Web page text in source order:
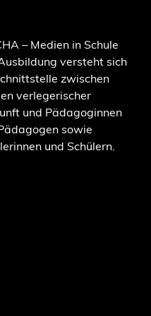
– Medien in Schule
versteht sich
zwischen
verlegerischer
und Pädagoginnen
sowie
und Schülern.